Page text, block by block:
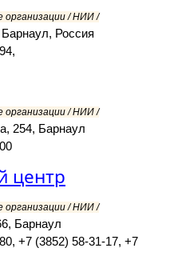
организации / НИИ /
Россия
организации / НИИ /
254, Барнаул
центр
организации / НИИ /
Барнаул
+7 (3852) 58-31-17, +7